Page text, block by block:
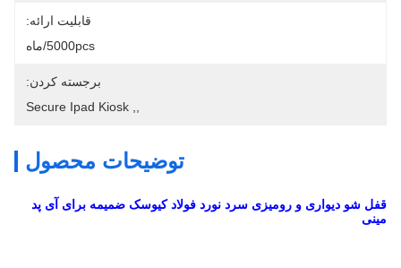
قابلیت ارائه:
5000pcs/ماه
برجسته کردن:
Secure Ipad Kiosk
توضیحات محصول
قفل شو دیواری و رومیزی سرد نورد فولاد کیوسک ضمیمه برای آی پد
مینی